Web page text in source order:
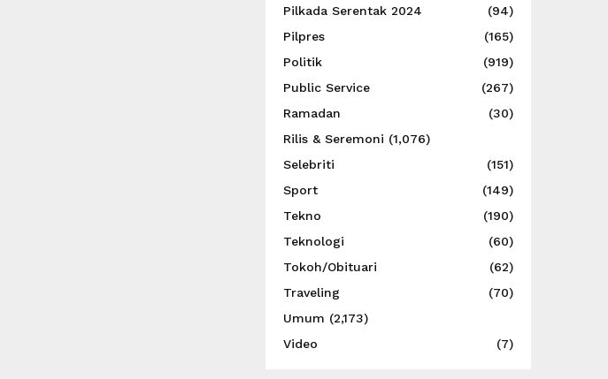
Pilkada Serentak 2024
(94)
Pilpres
(165)
Politik
(919)
Public Service
(267)
Ramadan
(30)
Rilis & Seremoni (1,076)
Selebriti
(151)
Sport
(149)
Tekno
(190)
Teknologi
(60)
Tokoh/Obituari
(62)
Traveling
(70)
Umum (2,173)
Video
(7)